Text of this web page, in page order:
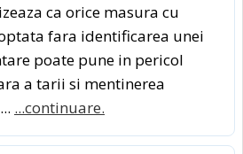
ca orice masura cu
fara identificarea unei
poate pune in pericol
a tarii si mentinerea
...continuare.